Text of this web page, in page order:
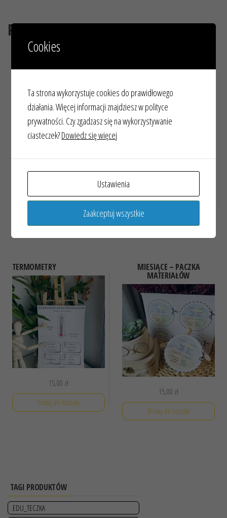
Podobne produkty
Dodaj do koszyka
WKLEJKI/PLAKATY
TERMOMETRY
15,00 zł
Dodaj do koszyka
MIESIĄCE – PACZKA
MATERIAŁÓW
15,00 zł
Dodaj do koszyka
TAGI PRODUKTÓW
.EDU_TECZKA
Cookies
Ta strona wykorzystuje cookies do prawidłowego
działania. Więcej informacji znajdziesz w polityce
prywatności. Czy zgadzasz się na wykorzystywanie
ciasteczek?Dowiedz się więcej
Ustawienia
Zaakceptuj wszystkie